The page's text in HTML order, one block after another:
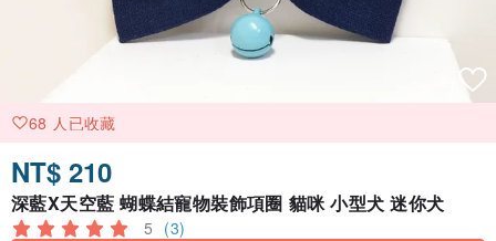
68 人已收藏
NT$ 210
深藍X天空藍 蝴蝶結寵物裝飾項圈 貓咪 小型犬 迷你犬
5 (3)